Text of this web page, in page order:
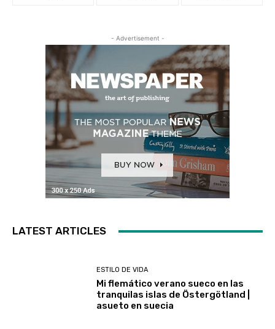
- Advertisement -
LATEST ARTICLES
ESTILO DE VIDA
Mi flemático verano sueco en las
tranquilas islas de Östergötland |
asueto en suecia